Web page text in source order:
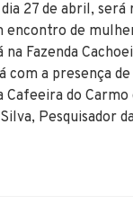
27 de abril, será
encontro de
Fazenda
com a presença
Cafeeira do
Pesquisador